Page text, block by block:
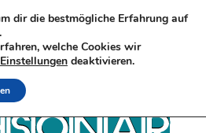
dir die bestmögliche Erfahrung auf
welche Cookies wir
Einstellungen deaktivieren.